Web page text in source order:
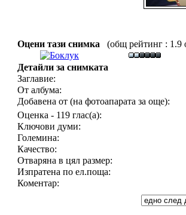
Оцени тази снимка
(общ рейтинг : 1.9
Детайли за снимката
Заглавие:
От албума:
Добавена от (на фотоапарата за още):
Оценка - 119 глас(а):
Ключови думи:
Големина:
Качество:
Отваряна в цял размер:
Изпратена по ел.поща:
Коментар: